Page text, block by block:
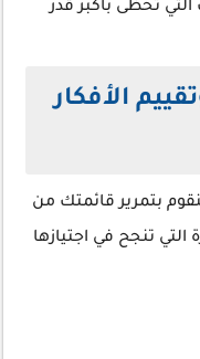
تحظى بأكبر قدر
الأفكار
بتمرير قائمتك من
تنجح في اجتيازها